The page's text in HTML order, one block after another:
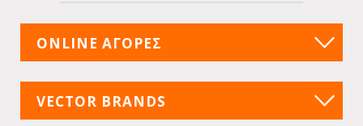
ONLINE ΑΓΟΡΕΣ
VECTOR BRANDS